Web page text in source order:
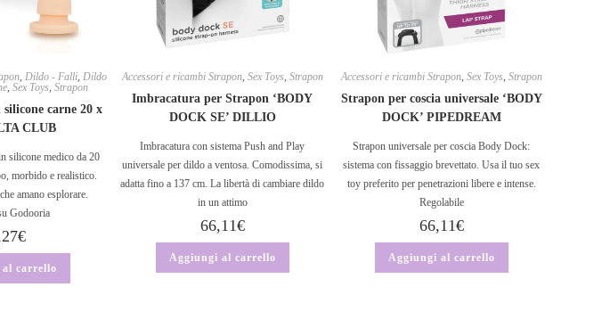
,Dildo - Falli,Dildo
, Sex Toys, Strapon
carne 20 x
CLUB
silicone medico da 20
morbido e realistico.
amano esplorare.
Godooria
€
carrello
Accessori e ricambi Strapon, Sex Toys, Strapon
Imbracatura per Strapon ‘BODY
DOCK SE’ DILLIO
Imbracatura con sistema Push and Play
universale per dildo a ventosa. Comodissima, si
adatta fino a 137 cm. La libertà di cambiare dildo
in un attimo
66,11€
Aggiungi al carrello
Accessori e ricambi Strapon, Sex Toys, Strapon
Strapon per coscia universale ‘BODY
DOCK’ PIPEDREAM
Strapon universale per coscia Body Dock:
sistema con fissaggio brevettato. Usa il tuo sex
toy preferito per penetrazioni libere e intense.
Regolabile
66,11€
Aggiungi al carrello